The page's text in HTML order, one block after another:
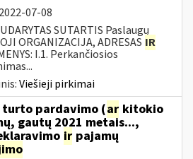
2022-07-08
SUTARTIS Paslaugų
ORGANIZACIJA, ADRESAS IR
I.1. Perkančiosios
Viešieji pirkimai
turto pardavimo (ar kitokio
gautų 2021 metais...,
ir pajamų